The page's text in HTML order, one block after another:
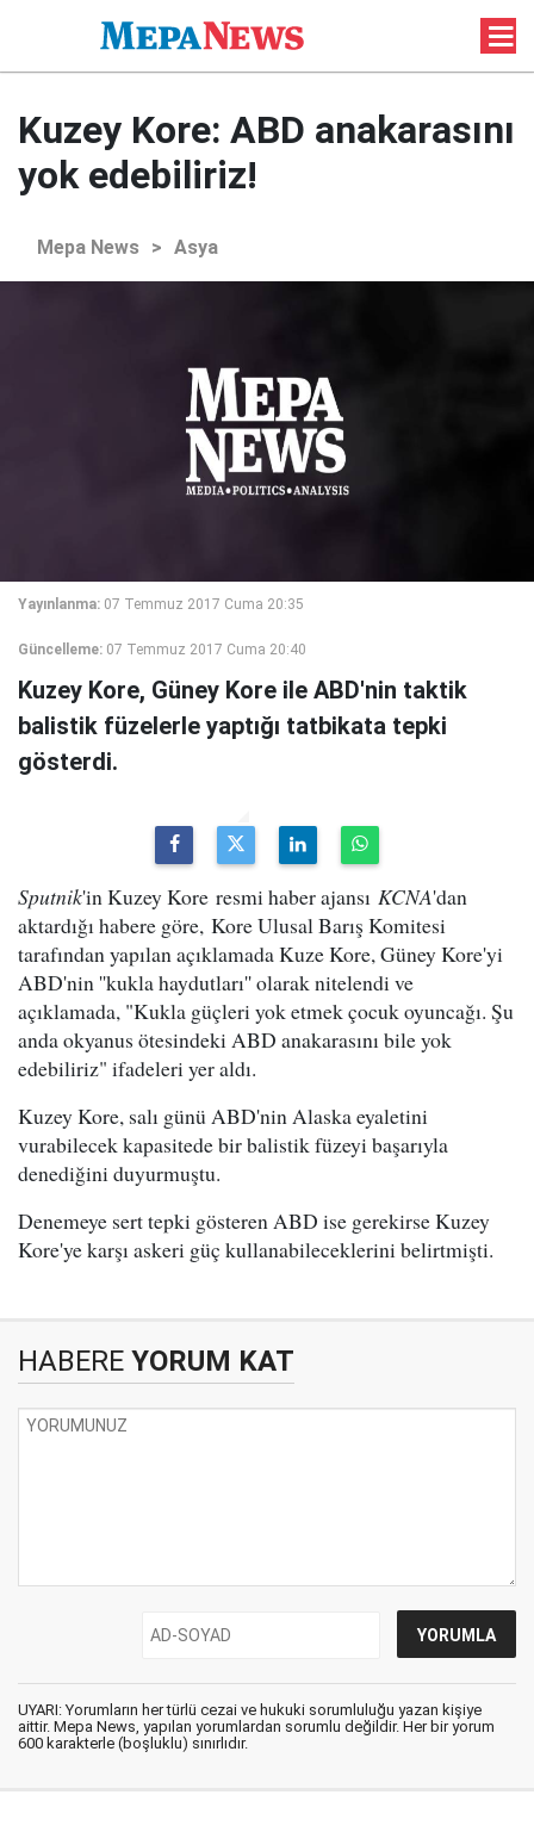
Kuzey Kore: ABD anakarasını
yok edebiliriz!
Mepa News > Asya
Yayınlanma: 07 Temmuz 2017 Cuma 20:35
Güncelleme: 07 Temmuz 2017 Cuma 20:40
Kuzey Kore, Güney Kore ile ABD'nin taktik
balistik füzelerle yaptığı tatbikata tepki
gösterdi.
Sputnik'in Kuzey Kore resmi haber ajansı KCNA'dan
aktardığı habere göre, Kore Ulusal Barış Komitesi
tarafından yapılan açıklamada Kuze Kore, Güney Kore'yi
ABD'nin ''kukla haydutları'' olarak nitelendi ve
açıklamada, "Kukla güçleri yok etmek çocuk oyuncağı. Şu
anda okyanus ötesindeki ABD anakarasını bile yok
edebiliriz" ifadeleri yer aldı.
Kuzey Kore, salı günü ABD'nin Alaska eyaletini
vurabilecek kapasitede bir balistik füzeyi başarıyla
denediğini duyurmuştu.
Denemeye sert tepki gösteren ABD ise gerekirse Kuzey
Kore'ye karşı askeri güç kullanabileceklerini belirtmişti.
HABERE YORUM KAT
UYARI: Yorumların her türlü cezai ve hukuki sorumluluğu yazan kişiye
aittir. Mepa News, yapılan yorumlardan sorumlu değildir. Her bir yorum
600 karakterle (boşluklu) sınırlıdır.